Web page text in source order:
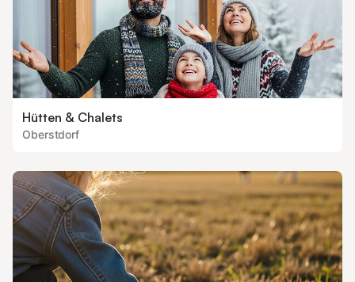
Hütten & Chalets
Oberstdorf